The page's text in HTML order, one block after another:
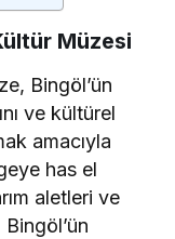
Müzesi
Bingöl’ün
ve kültürel
amacıyla
has el
aletleri ve